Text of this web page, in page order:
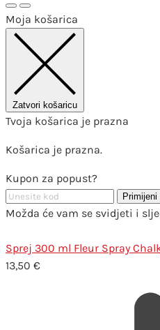
Moja košarica
Zatvori košaricu
Tvoja košarica je prazna
Košarica je prazna.
Kupon za popust?
Primijeni
Možda će vam se svidjeti i
Sprej 300 ml Fleur Spray
13,50 €